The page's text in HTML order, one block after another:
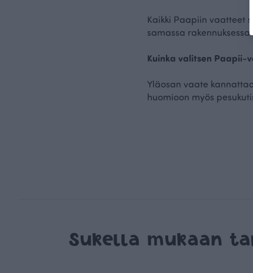
Kaikki Paapiin vaatteet
samassa
Kuinka valitsen Paapii-
Yläosan vaate
huomioon myös
Sukella mukaan